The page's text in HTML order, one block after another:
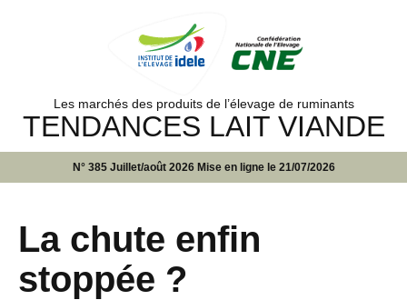
Les marchés des produits de l’élevage de ruminants
TENDANCES LAIT VIANDE
N° 385 Juillet/août 2026 Mise en ligne le 21/07/2026
La chute enfin
stoppée ?